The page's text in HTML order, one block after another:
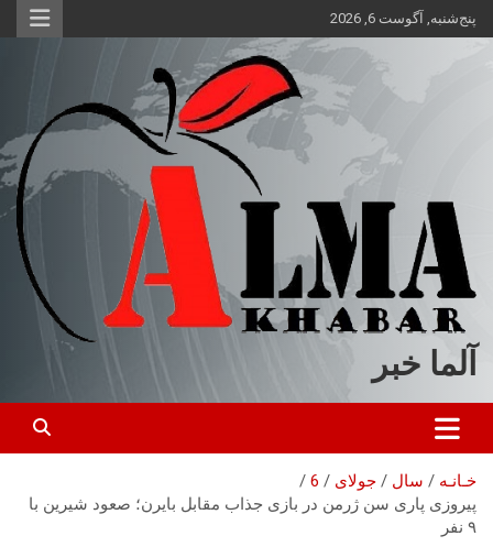
محتوا
پنج‌شنبه, آگوست 6, 2026
آلما خبر
خـانـه سال جولای
6
پیروزی پاری سن ژرمن در بازی جذاب مقابل بایرن؛ صعود شیرین با
٩ نفر